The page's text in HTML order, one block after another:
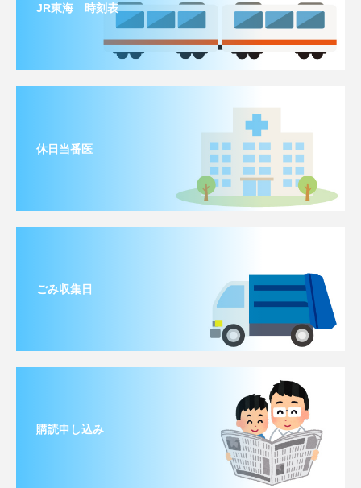
JR東海 時刻表
休日当番医
ごみ収集日
購読申し込み